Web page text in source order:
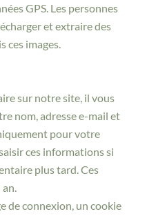
GPS. Les personnes
et extraire des
ces images.
sur notre site, il vous
nom, adresse e-mail et
pour votre
ces informations si
plus tard. Ces
de connexion, un cookie